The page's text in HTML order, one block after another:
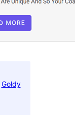
Goldy